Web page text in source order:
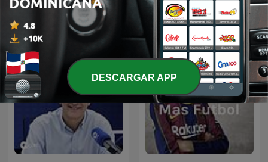
Palabras Mayores - Carlos
Antonio Vélez
GTA Fancast
DESCARGAR APP